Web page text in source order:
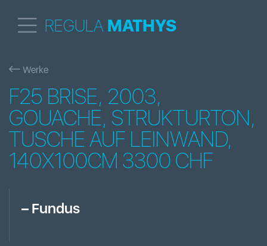
REGULA MATHYS
Werke
F25 BRISE, 2003,
GOUACHE, STRUKTURTON,
TUSCHE AUF LEINWAND,
140X100CM 3300 CHF
– Fundus